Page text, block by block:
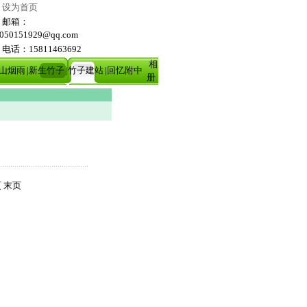
设为首页
邮箱：
电话：15811463692
烟雨 |新生竹子 |竹子建站 |回忆附中
相
册
末页